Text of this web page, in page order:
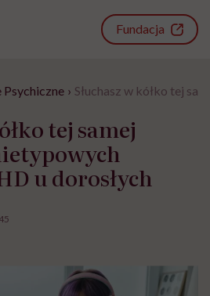
Fundacja
› Słuchasz w kółko tej
tej samej
u dorosłych